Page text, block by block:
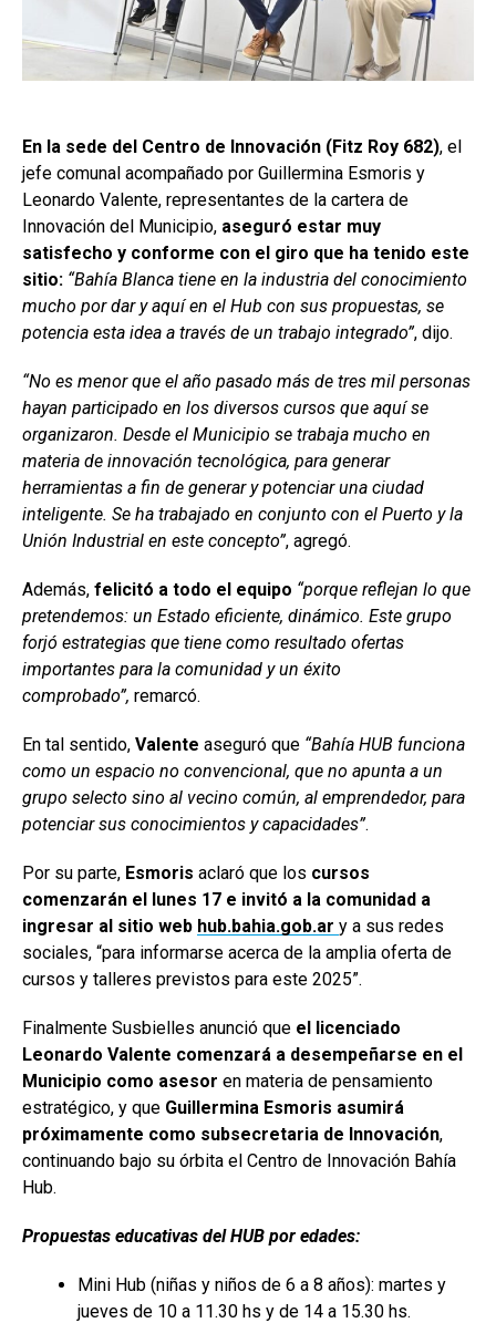
En la sede del Centro de Innovación (Fitz Roy 682), el
jefe comunal acompañado por Guillermina Esmoris y
Leonardo Valente, representantes de la cartera de
Innovación del Municipio, aseguró estar muy
satisfecho y conforme con el giro que ha tenido este
sitio: “Bahía Blanca tiene en la industria del conocimiento
mucho por dar y aquí en el Hub con sus propuestas, se
potencia esta idea a través de un trabajo integrado”, dijo.
“No es menor que el año pasado más de tres mil personas
hayan participado en los diversos cursos que aquí se
organizaron. Desde el Municipio se trabaja mucho en
materia de innovación tecnológica, para generar
herramientas a fin de generar y potenciar una ciudad
inteligente. Se ha trabajado en conjunto con el Puerto y la
Unión Industrial en este concepto”, agregó.
Además, felicitó a todo el equipo “porque reflejan lo que
pretendemos: un Estado eficiente, dinámico. Este grupo
forjó estrategias que tiene como resultado ofertas
importantes para la comunidad y un éxito
comprobado”, remarcó.
En tal sentido, Valente aseguró que “Bahía HUB funciona
como un espacio no convencional, que no apunta a un
grupo selecto sino al vecino común, al emprendedor, para
potenciar sus conocimientos y capacidades”.
Por su parte, Esmoris aclaró que los cursos
comenzarán el lunes 17 e invitó a la comunidad a
ingresar al sitio web hub.bahia.gob.ar y a sus redes
sociales, “para informarse acerca de la amplia oferta de
cursos y talleres previstos para este 2025”.
Finalmente Susbielles anunció que el licenciado
Leonardo Valente comenzará a desempeñarse en el
Municipio como asesor en materia de pensamiento
estratégico, y que Guillermina Esmoris asumirá
próximamente como subsecretaria de Innovación,
continuando bajo su órbita el Centro de Innovación Bahía
Hub.
Propuestas educativas del HUB por edades:
Mini Hub (niñas y niños de 6 a 8 años): martes y
jueves de 10 a 11.30 hs y de 14 a 15.30 hs.